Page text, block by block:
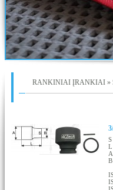
RANKINIAI ĮRANKIAI »
L